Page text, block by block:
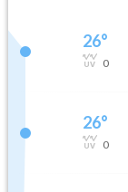
26°
0
26°
0